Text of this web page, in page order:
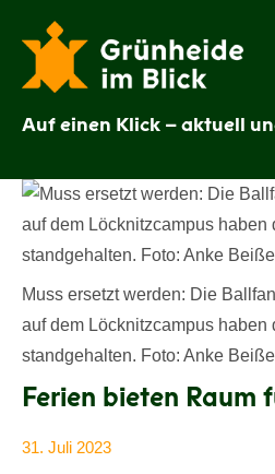
Inhalt
springen
Grünheide
im
Blick
Auf einen Klick – aktuell
Muss ersetzt werden: Die
auf dem Löcknitzcampus haben
standgehalten. Foto: Anke
Ferien bieten Raum
31. Juli 2023